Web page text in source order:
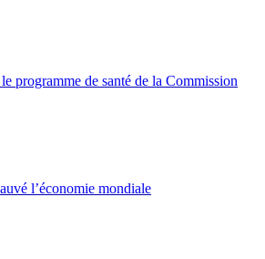
programme de santé de la Commission
l’économie mondiale